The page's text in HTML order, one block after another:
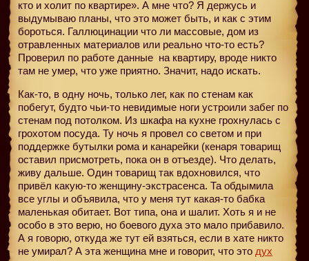
кто и холит по квартире». А мне что? Я держусь и
выдумываю планы, что это может быть, и как с этим
бороться. Галлюцинации что ли массовые, дом из
отравленных материалов или реально что-то есть?
Проверил по работе данные на квартиру, вроде никто
там не умер, что уже приятно. Значит, надо искать.
Как-то, в одну ночь, только лег, как по стенам как
побегут, будто чьи-то невидимые ноги устроили забег по
стенам под потолком. Из шкафа на кухне грохнулась с
грохотом посуда. Ту ночь я провел со светом и при
поддержке бутылки рома и канарейки (кенаря товарищ
оставил присмотреть, пока он в отъезде). Что делать,
живу дальше. Один товарищ так вдохновился, что
привёл какую-то женщину-экстрасенса. Та обдымила
все углы и объявила, что у меня тут какая-то бабка
маленькая обитает. Вот типа, она и шалит. Хоть я и не
особо в это верю, но боевого духа это мало прибавило.
А я говорю, откуда же тут ей взяться, если в хате никто
не умирал? А эта женщина мне и говорит, что это дух